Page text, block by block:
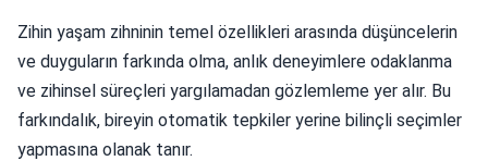
Zihin yaşam zihninin temel özellikleri arasında düşüncelerin
ve duyguların farkında olma, anlık deneyimlere odaklanma
ve zihinsel süreçleri yargılamadan gözlemleme yer alır. Bu
farkındalık, bireyin otomatik tepkiler yerine bilinçli seçimler
yapmasına olanak tanır.